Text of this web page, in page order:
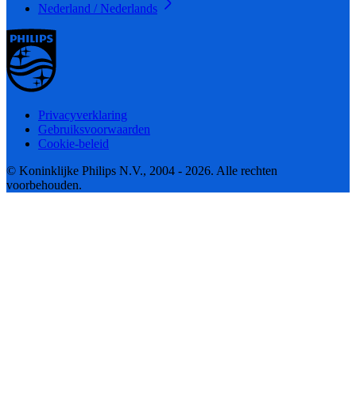
Nederland / Nederlands
Privacyverklaring
Gebruiksvoorwaarden
Cookie-beleid
© Koninklijke Philips N.V., 2004 - 2026. Alle rechten
voorbehouden.